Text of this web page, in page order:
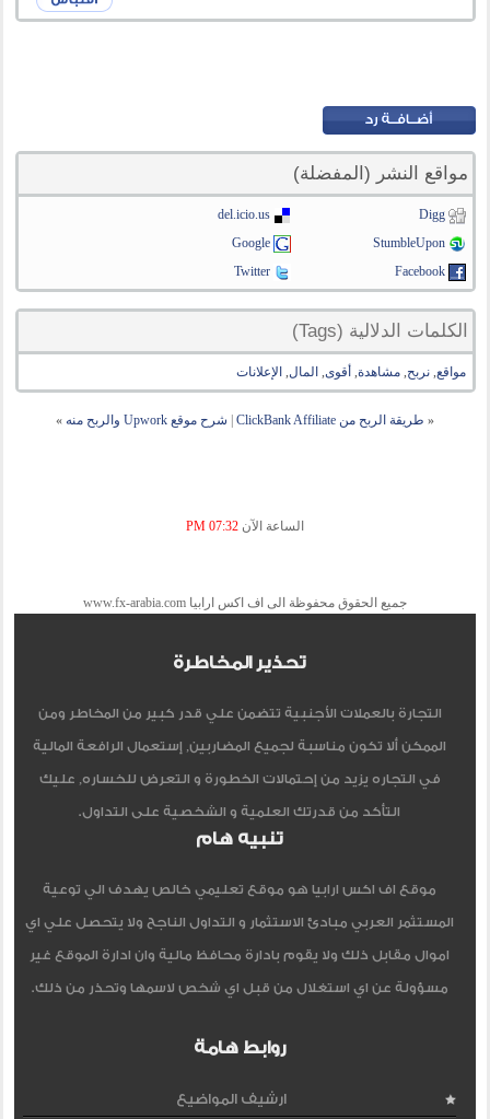
مواقع النشر (المفضلة)
Digg
del.icio.us
StumbleUpon
Google
Facebook
Twitter
الكلمات الدلالية (Tags)
مواقع,نربح,مشاهدة, أقوى, المال, الإعلانات
« طريقة الربح من ClickBank Affiliate شرح موقع Upwork والربح منه »
الساعة الآن 07:32 PM
جميع الحقوق محفوظة الى اف اكس ارابيا www.fx-arabia.com
تحذير المخاطرة
التجارة بالعملات الأجنبية تتضمن علي قدر كبير من المخاطر ومن
الممكن ألا تكون مناسبة لجميع المضاربين, إستعمال الرافعة المالية
في التجاره يزيد من إحتمالات الخطورة و التعرض للخساره, عليك
التأكد من قدرتك العلمية و الشخصية على التداول.
تنبيه هام
موقع اف اكس ارابيا هو موقع تعليمي خالص يهدف الي توعية
المستثمر العربي مبادئ الاستثمار و التداول الناجح ولا يتحصل علي اي
اموال مقابل ذلك ولا يقوم بادارة محافظ مالية وان ادارة الموقع غير
مسؤولة عن اي استغلال من قبل اي شخص لاسمها وتحذر من ذلك.
روابط هامة
ارشيف المواضيع